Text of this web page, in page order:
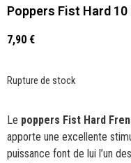
Poppers Fist Hard 10
7,90 €
Rupture de stock
Le poppers Fist Hard
apporte une excellente
puissance font de lui l’un